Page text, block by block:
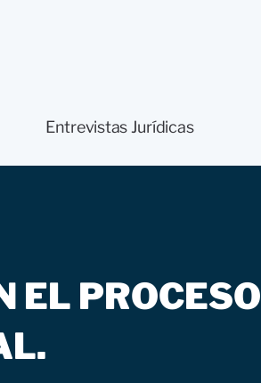
Entrevistas Jurídicas
EL PROCESO